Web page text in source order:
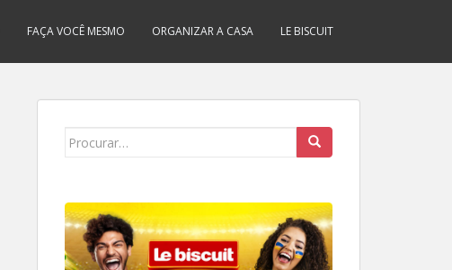
FAÇA VOCÊ MESMO ORGANIZAR A CASA LE BISCUIT
Search